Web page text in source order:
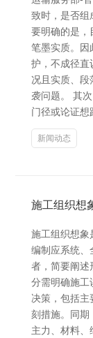
致时，是否组
要明确的是，
笔墨实质。因
护，不成径直
况且实质、段
袭问题。 其
门径或论证想
新闻动态
施工组织想
施工组织想象
编制应系统、
者，简要阐述
分需明确施工
决策，包括
刻措施。同期
主力、材料